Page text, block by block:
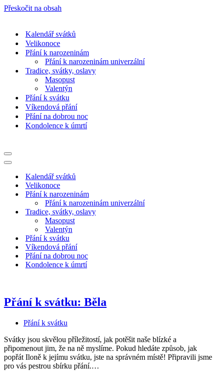
Přeskočit na obsah
Kalendář svátků
Velikonoce
Přání k narozeninám
Přání k narozeninám univerzální
Tradice, svátky, oslavy
Masopust
Valentýn
Přání k svátku
Víkendová přání
Přání na dobrou noc
Kondolence k úmrtí
Navigační
menu
Navigační
Kalendář svátků
Velikonoce
Přání k narozeninám
Přání k narozeninám univerzální
Tradice, svátky, oslavy
Masopust
Valentýn
Přání k svátku
Víkendová přání
Přání na dobrou noc
Kondolence k úmrtí
Přání k svátku: Běla
Přání k svátku
Svátky jsou skvělou příležitostí, jak potěšit naše blízké a
připomenout jim, že na ně myslíme. Pokud hledáte způsob, jak
popřát Iloně k jejímu svátku, jste na správném místě! Připravili jsme
pro vás pestrou sbírku přání.…